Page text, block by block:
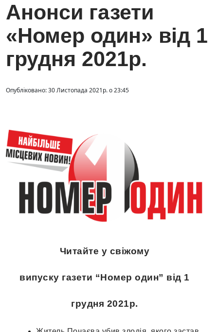
Анонси газети
«Номер один» від 1
грудня 2021р.
Опубліковано: 30 Листопада 2021р. о 23:45
Читайте у свіжому
випуску газети “Номер один” від 1
грудня 2021р.